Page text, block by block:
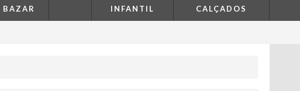
BAZAR INFANTIL CALÇADOS